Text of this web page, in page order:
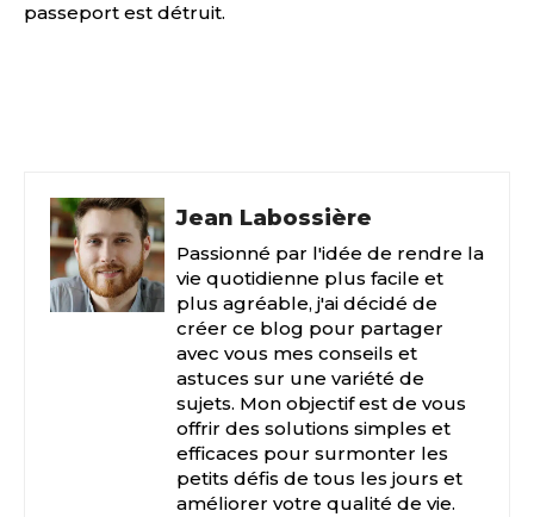
passeport est détruit.
Jean Labossière
Passionné par l'idée de rendre la
vie quotidienne plus facile et
plus agréable, j'ai décidé de
créer ce blog pour partager
avec vous mes conseils et
astuces sur une variété de
sujets. Mon objectif est de vous
offrir des solutions simples et
efficaces pour surmonter les
petits défis de tous les jours et
améliorer votre qualité de vie.